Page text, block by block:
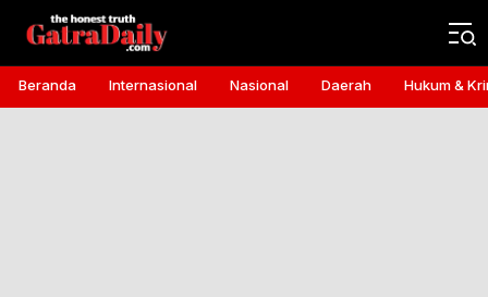
Gatra Daily
the honest truth
Beranda Internasional Nasional Daerah Hukum &